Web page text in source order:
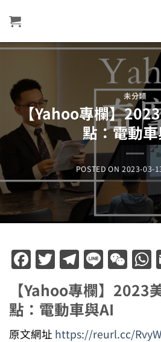
content
未分類
【Yahoo專欄】
點：電動
POSTED ON 2023-03-
Facebook
TwitterLine
【Yahoo專欄】2023
點：電動車與AI
原文網址 https://reurl.cc/